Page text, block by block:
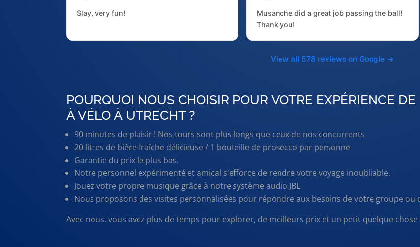
Slay, very fun!
Musanche did a great job passing the ball!
Thank you!
View all 578 reviews on Google →
POURQUOI NOUS CHOISIR POUR VOTRE EXPÉRIENCE
À VÉLO À UTRECHT ?
90 minutes de plaisir ! Nos tours sont plus longs que ceux de nos concurrents
20 litres de bière fraîche délicieuse / 1 bouteille de prosecco par personne
Garantie du prix le plus bas.
Notre personnel expérimenté et amical s'efforce de rendre votre voyage inoubliable.
Jouez votre propre musique grâce à notre système audio JBL
Nous proposons des visites personnalisées pour répondre aux besoins de votre groupe ou
Avec nous, vous avez plus de temps pour explorer, de meilleurs prix et un petit quelque